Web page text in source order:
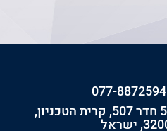
077-8872594
בנין הסנאט, קומה 5 חדר 507, קרית הטכניון,